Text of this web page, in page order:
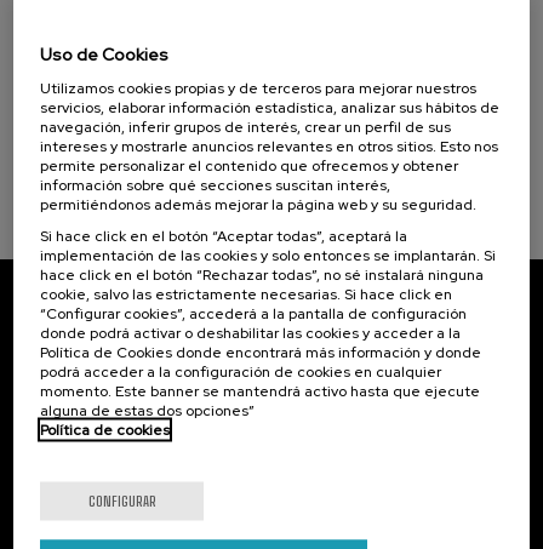
personas con discapacidad
20 h. Español .
...
DESDE25 €
Últimas
plazas
Gratuito
Fecha
pasada
Lista
de
espera
Plazo
de
matrícula
finalizado
Suscríbete a nuestro boletín
Inscríbete para ser el primero/a en recibir las
novedades de UIK.
Suscribirse
Contacto
Uso de Cookies
Utilizamos cookies propias y de terceros para mejorar nuestros
servicios, elaborar información estadística, analizar sus hábitos de
navegación, inferir grupos de interés, crear un perfil de sus
intereses y mostrarle anuncios relevantes en otros sitios. Esto nos
permite personalizar el contenido que ofrecemos y obtener
información sobre qué secciones suscitan interés,
permitiéndonos además mejorar la página web y su seguridad.
Si hace click en el botón “Aceptar todas”, aceptará la
implementación de las cookies y solo entonces se implantarán. Si
hace click en el botón “Rechazar todas”, no sé instalará ninguna
cookie, salvo las estrictamente necesarias. Si hace click en
“Configurar cookies”, accederá a la pantalla de configuración
donde podrá activar o deshabilitar las cookies y acceder a la
Política de Cookies donde encontrará más información y donde
podrá acceder a la configuración de cookies en cualquier
momento. Este banner se mantendrá activo hasta que ejecute
alguna de estas dos opciones”
Política de cookies
CONFIGURAR